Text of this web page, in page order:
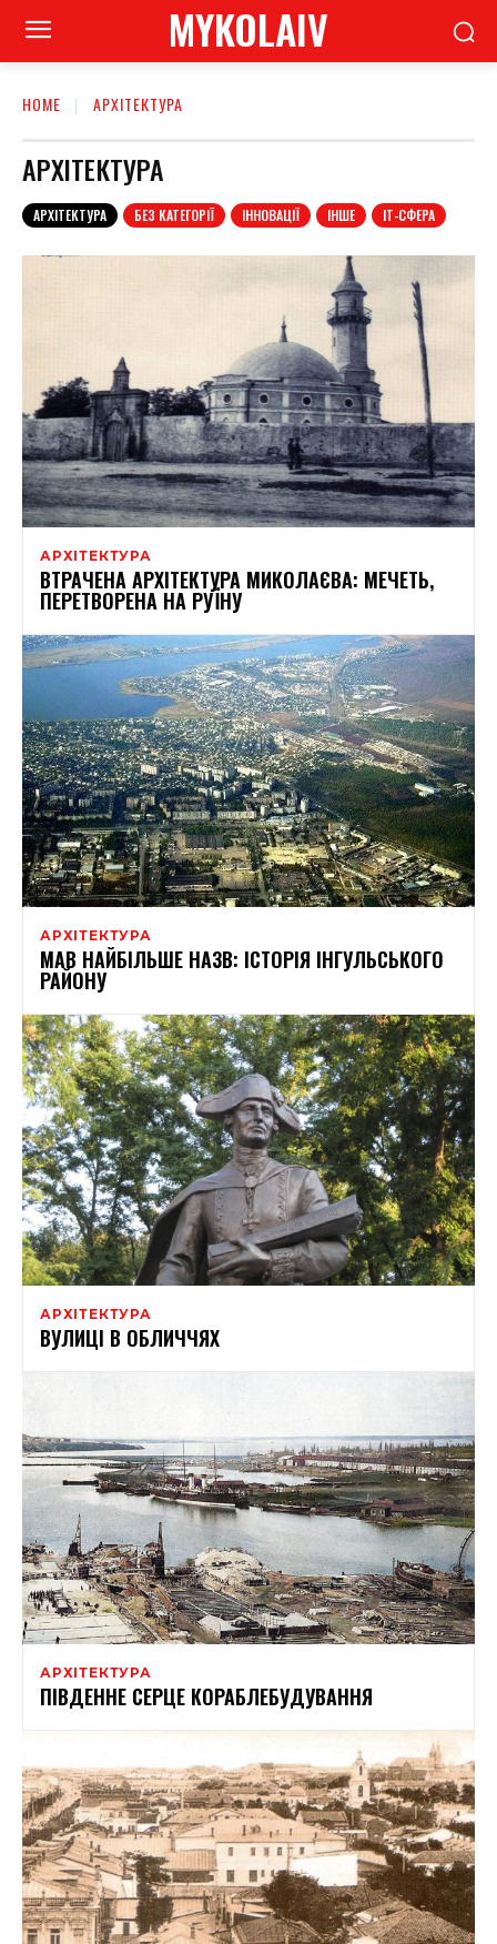
MYKOLAIV
HOME АРХІТЕКТУРА
АРХІТЕКТУРА
АРХІТЕКТУРА БЕЗ КАТЕГОРІЇ ІННОВАЦІЇ ІНШЕ ІТ-СФЕРА
АРХІТЕКТУРА
ВТРАЧЕНА АРХІТЕКТУРА МИКОЛАЄВА: МЕЧЕТЬ,
ПЕРЕТВОРЕНА НА РУЇНУ
АРХІТЕКТУРА
МАВ НАЙБІЛЬШЕ НАЗВ: ІСТОРІЯ ІНГУЛЬСЬКОГО
РАЙОНУ
АРХІТЕКТУРА
ВУЛИЦІ В ОБЛИЧЧЯХ
АРХІТЕКТУРА
ПІВДЕННЕ СЕРЦЕ КОРАБЛЕБУДУВАННЯ